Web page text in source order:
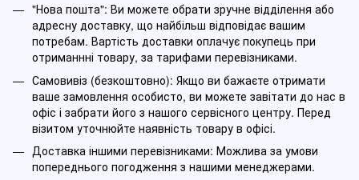
"Нова пошта": Ви можете обрати зручне відділення або
адресну доставку, що найбільш відповідає вашим
потребам. Вартість доставки оплачує покупець при
отриманнні товару, за тарифами перевізниками.
Самовивіз (безкоштовно): Якщо ви бажаєте отримати
ваше замовлення особисто, ви можете завітати до нас в
офіс і забрати його з нашого сервісного центру. Перед
візитом уточнюйте наявність товару в офісі.
Доставка іншими перевізниками: Можлива за умови
попереднього погодження з нашими менеджерами.